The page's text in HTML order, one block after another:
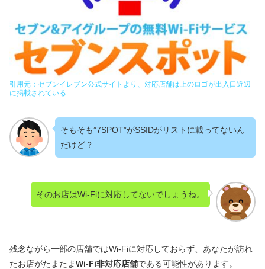
引用元：セブンイレブン公式サイトより、対応店舗は上のロゴが出入口近辺
に掲載されている
そもそも”7SPOT”がSSIDがリストに載ってないん
だけど？
そのお店はWi-Fiに対応してないでしょうね。
残念ながら一部の店舗ではWi-Fiに対応しておらず、あなたが訪れ
たお店がたまたまWi-Fi非対応店舗である可能性があります。